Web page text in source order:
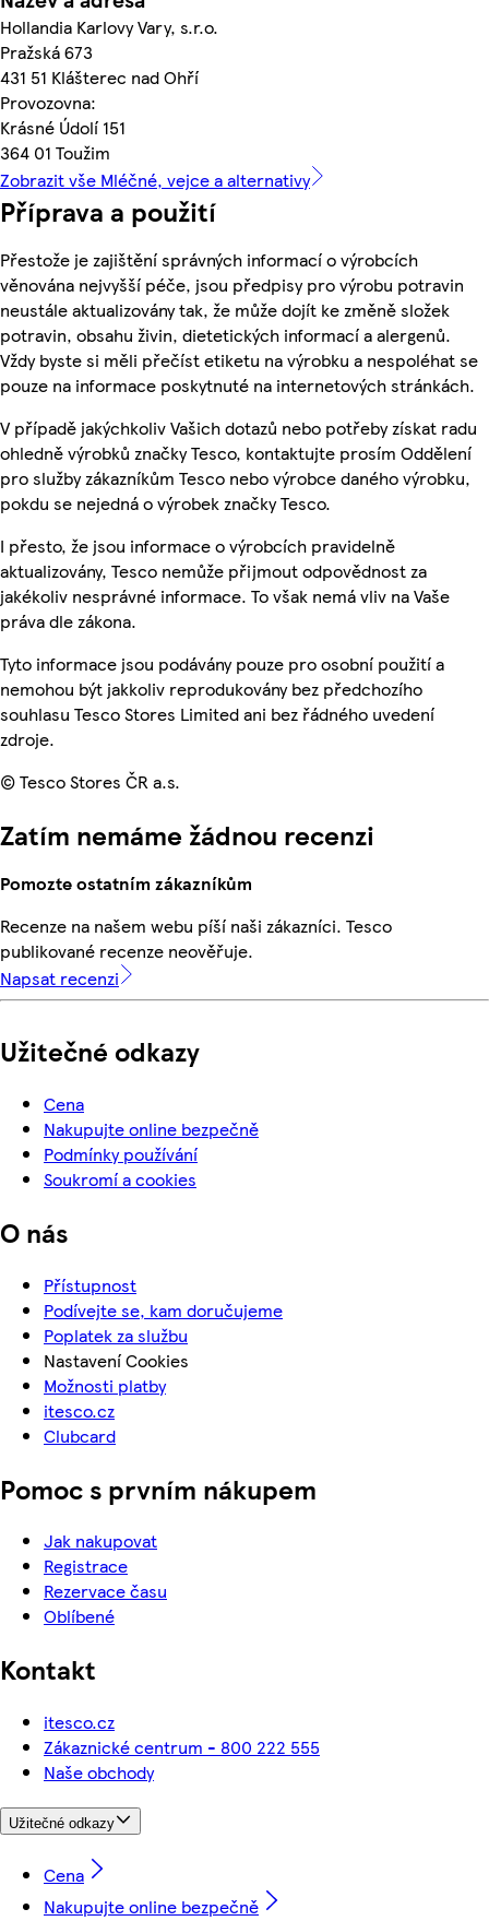
Hollandia Karlovy Vary, s.r.o.
Pražská 673
431 51 Klášterec nad Ohří
Provozovna:
Krásné Údolí 151
364 01 Toužim
Zobrazit vše Mléčné, vejce a alternativy
Příprava a použití
Přestože je zajištění správných informací o výrobcích
věnována nejvyšší péče, jsou předpisy pro výrobu potravin
neustále aktualizovány tak, že může dojít ke změně složek
potravin, obsahu živin, dietetických informací a alergenů.
Vždy byste si měli přečíst etiketu na výrobku a nespoléhat se
pouze na informace poskytnuté na internetových stránkách.
V případě jakýchkoliv Vašich dotazů nebo potřeby získat radu
ohledně výrobků značky Tesco, kontaktujte prosím Oddělení
pro služby zákazníkům Tesco nebo výrobce daného výrobku,
pokdu se nejedná o výrobek značky Tesco.
I přesto, že jsou informace o výrobcích pravidelně
aktualizovány, Tesco nemůže přijmout odpovědnost za
jakékoliv nesprávné informace. To však nemá vliv na Vaše
práva dle zákona.
Tyto informace jsou podávány pouze pro osobní použití a
nemohou být jakkoliv reprodukovány bez předchozího
souhlasu Tesco Stores Limited ani bez řádného uvedení
zdroje.
© Tesco Stores ČR a.s.
Zatím nemáme žádnou recenzi
Pomozte ostatním zákazníkům
Recenze na našem webu píší naši zákazníci. Tesco
publikované recenze neověřuje.
Napsat recenzi
Užitečné odkazy
Cena
Nakupujte online bezpečně
Podmínky používání
Soukromí a cookies
O nás
Přístupnost
Podívejte se, kam doručujeme
Poplatek za službu
Nastavení Cookies
Možnosti platby
itesco.cz
Clubcard
Pomoc s prvním nákupem
Jak nakupovat
Registrace
Rezervace času
Oblíbené
Kontakt
itesco.cz
Zákaznické centrum - 800 222 555
Naše obchody
Užitečné odkazy
Cena
Nakupujte online bezpečně